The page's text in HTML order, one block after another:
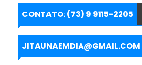
r
e
e
b
o
k
t
t
e
r
t
s
p
p
e
g
a
m
s
e
g
e
r
i
CONTATO: (73) 9 9115-2205
JITAUNAEMDIA@GMAIL.COM